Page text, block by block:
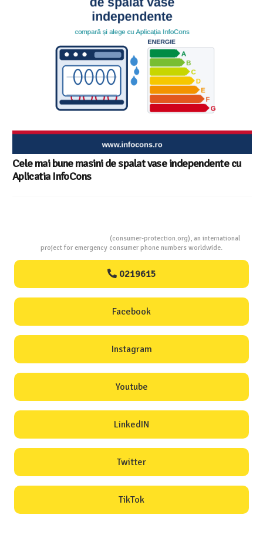
(consumer-protection.org), an international
project for emergency consumer phone numbers worldwide.
0219615
Facebook
Instagram
Youtube
LinkedIN
Twitter
TikTok